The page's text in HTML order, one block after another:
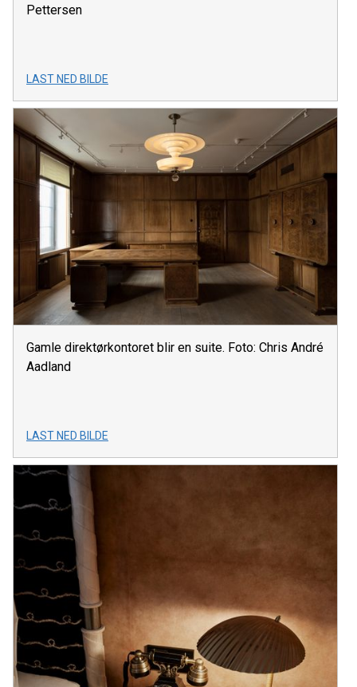
Pettersen
LAST NED BILDE
Gamle direktørkontoret blir en suite. Foto: Chris André
Aadland
LAST NED BILDE